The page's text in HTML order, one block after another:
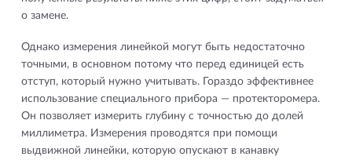
о замене.
Однако измерения линейкой могут быть недостаточно
точными, в основном потому что перед единицей есть
отступ, который нужно учитывать. Гораздо эффективнее
использование специального прибора — протекторомера.
Он позволяет измерить глубину с точностью до долей
миллиметра. Измерения проводятся при помощи
выдвижной линейки, которую опускают в канавку